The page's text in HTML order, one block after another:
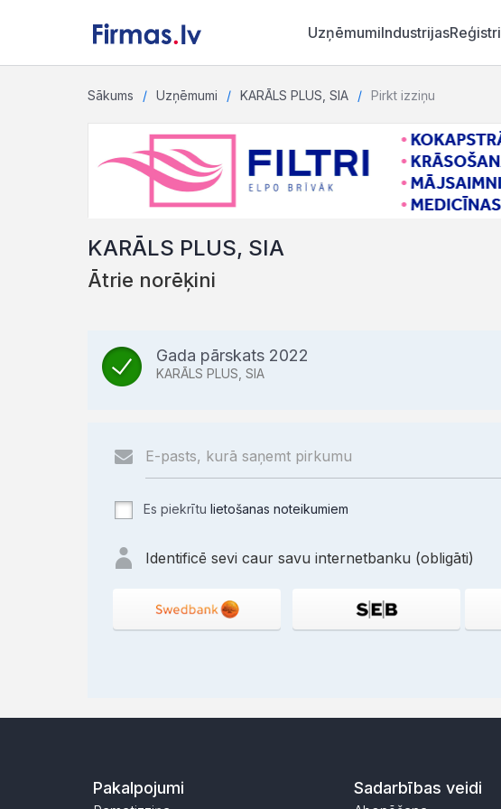
UzņēmumiIndustrijasReģistri
Sākums Uzņēmumi KARĀLS PLUS, SIA Pirkt izziņu
KARĀLS PLUS, SIA
Ātrie norēķini
Gada pārskats 2022
KARĀLS PLUS, SIA
Es piekrītu lietošanas noteikumiem
Identificē sevi caur savu internetbanku (obligāti)
Pakalpojumi Sadarbības veidi